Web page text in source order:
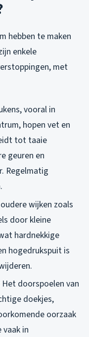
hebben te maken
enkele
met
vooral in
hopen vet en
tot taaie
geuren en
Regelmatig
wijken zoals
door kleine
hardnekkige
hogedrukspuit is
Het doorspoelen van
doekjes,
oorzaak
in